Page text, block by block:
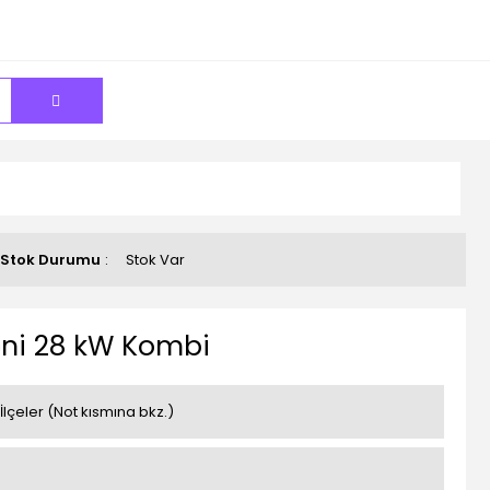
Stok Durumu Stok Var
28 kW Kombi
(Not kısmına bkz.)